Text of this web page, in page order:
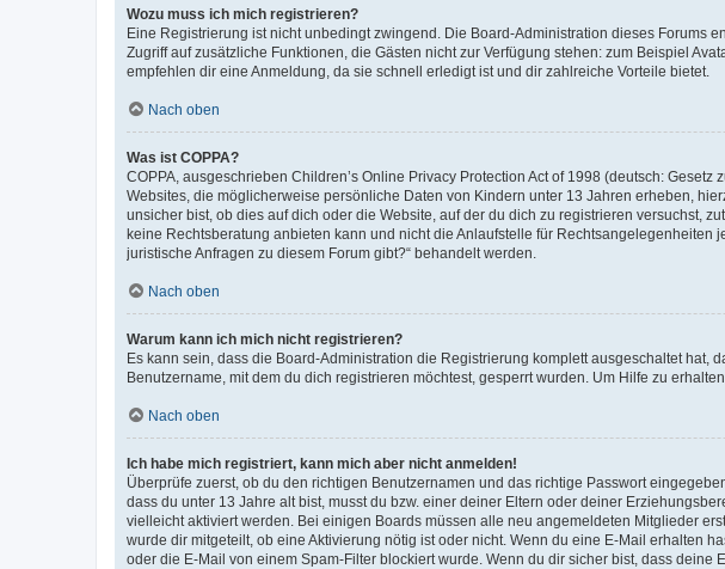
Wozu muss ich mich registrieren?
Eine Registrierung ist nicht unbedingt zwingend. Die Board-Administration dieses Forums
Zugriff auf zusätzliche Funktionen, die Gästen nicht zur Verfügung stehen: zum Beispiel
empfehlen dir eine Anmeldung, da sie schnell erledigt ist und dir zahlreiche Vorteile bietet.
Nach oben
Was ist COPPA?
COPPA, ausgeschrieben Children’s Online Privacy Protection Act of 1998 (deutsch:
Websites, die möglicherweise persönliche Daten von Kindern unter 13 Jahren erheben,
unsicher bist, ob dies auf dich oder die Website, auf der du dich zu registrieren versuchst,
keine Rechtsberatung anbieten kann und nicht die Anlaufstelle für
juristische Anfragen zu diesem Forum gibt?“ behandelt werden.
Nach oben
Warum kann ich mich nicht registrieren?
Es kann sein, dass die Board-Administration die Registrierung komplett ausgeschaltet
Benutzername, mit dem du dich registrieren möchtest, gesperrt wurden. Um Hilfe zu
Nach oben
Ich habe mich registriert, kann mich aber nicht anmelden!
Überprüfe zuerst, ob du den richtigen Benutzernamen und das richtige Passwort
dass du unter 13 Jahre alt bist, musst du bzw. einer deiner Eltern oder deiner
vielleicht aktiviert werden. Bei einigen Boards müssen alle neu angemeldeten Mitglieder
wurde dir mitgeteilt, ob eine Aktivierung nötig ist oder nicht. Wenn du eine E-Mail erhalten
oder die E-Mail von einem Spam-Filter blockiert wurde. Wenn du dir sicher bist, dass